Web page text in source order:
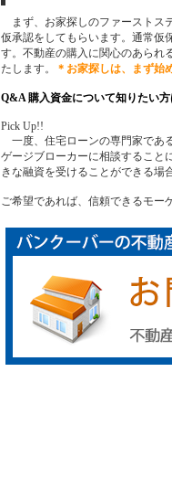
まず、お家探しのファーストス
仮承認をしてもらいます。通常仮
す。不動産の購入に関心のあられ
たします。
＊お家探しは、まず始
Q&A 購入資金について知りたい
Pick Up!!
一度、住宅ローンの専門家であ
ゲージブローカーに相談すること
きな融資を受けることができる場
ご希望であれば、信頼できるモー